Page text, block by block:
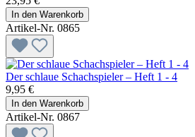
In den Warenkorb
Artikel-Nr. 0865
Der schlaue Schachspieler – Heft 1 - 4
9,95 €
In den Warenkorb
Artikel-Nr. 0867